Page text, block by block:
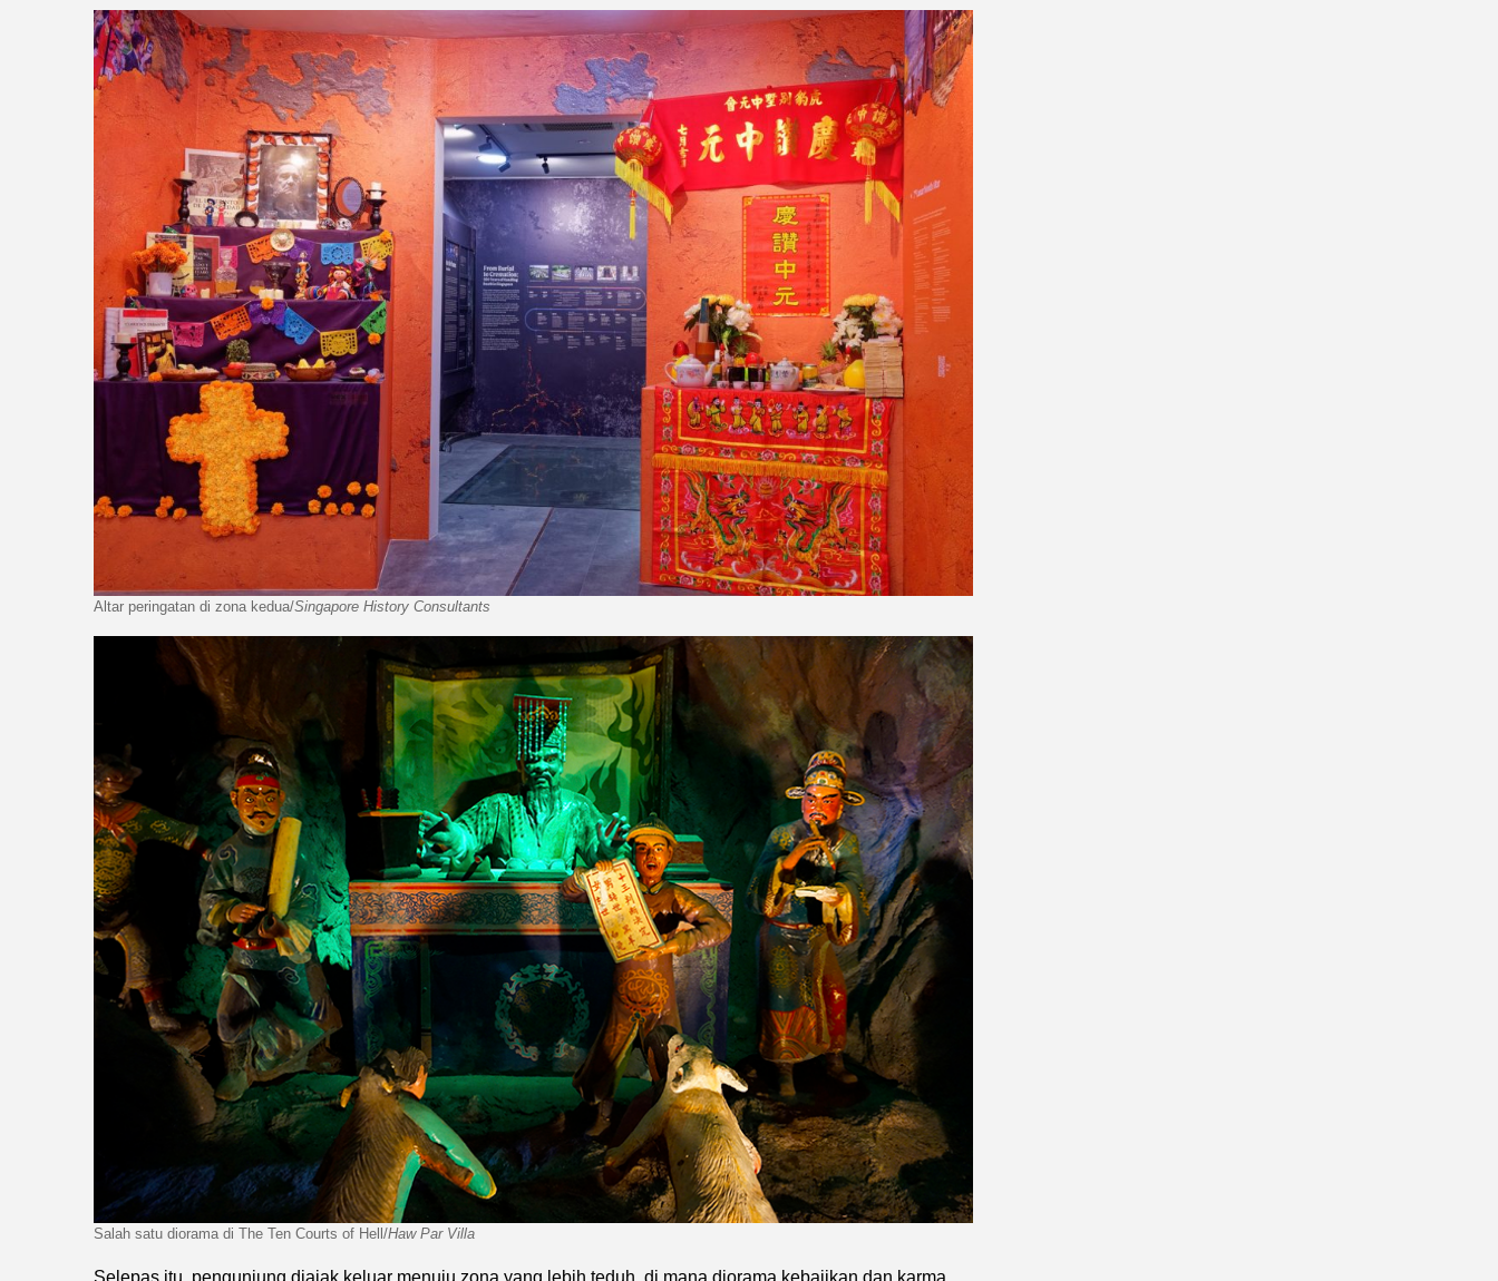
Altar peringatan di zona kedua/Singapore History Consultants
Salah satu diorama di The Ten Courts of Hell/Haw Par Villa
Selepas itu, pengunjung diajak keluar menuju zona yang lebih teduh, di mana diorama kebajikan dan karma